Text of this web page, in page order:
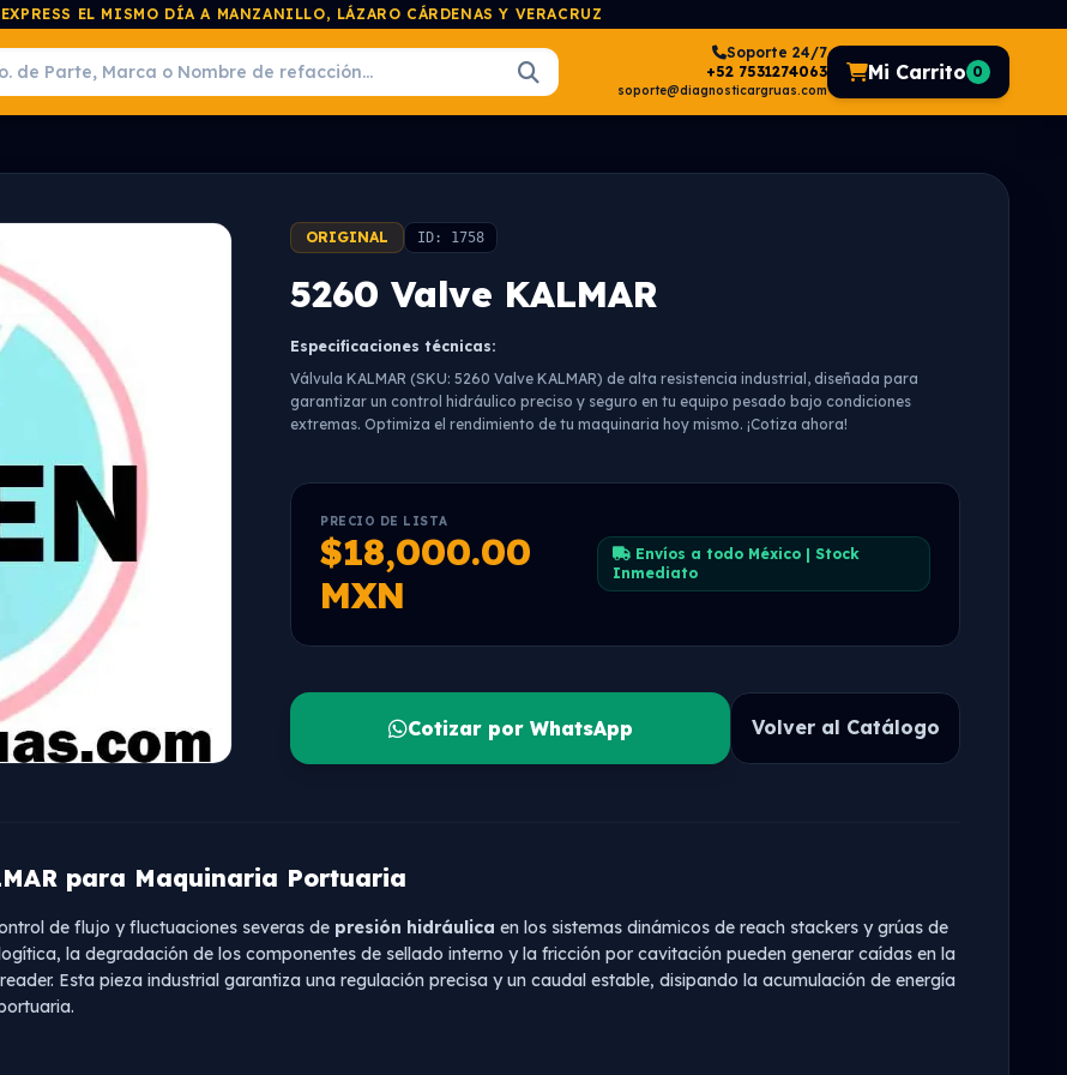
EL MISMO DÍA A MANZANILLO, LÁZARO CÁRDENAS Y VERACRUZ
Soporte 24/7
+52 7531274063
soporte@diagnosticargruas.com
Mi Carrito 0
ORIGINAL ID: 1758
5260 Valve KALMAR
Especificaciones técnicas:
Válvula KALMAR (SKU: 5260 Valve KALMAR) de alta resistencia industrial, diseñada para
garantizar un control hidráulico preciso y seguro en tu equipo pesado bajo condiciones
extremas. Optimiza el rendimiento de tu maquinaria hoy mismo. ¡Cotiza ahora!
PRECIO DE LISTA
$18,000.00
MXN
Envíos a todo México | Stock
Inmediato
Cotizar por WhatsApp Volver al Catálogo
para Maquinaria Portuaria
de flujo y fluctuaciones severas de presión hidráulica en los sistemas dinámicos de reach stackers y grúas de
la degradación de los componentes de sellado interno y la fricción por cavitación pueden generar caídas en la
Esta pieza industrial garantiza una regulación precisa y un caudal estable, disipando la acumulación de energía